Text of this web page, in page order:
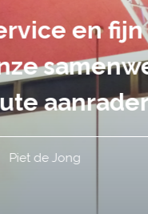
De
volledig uit